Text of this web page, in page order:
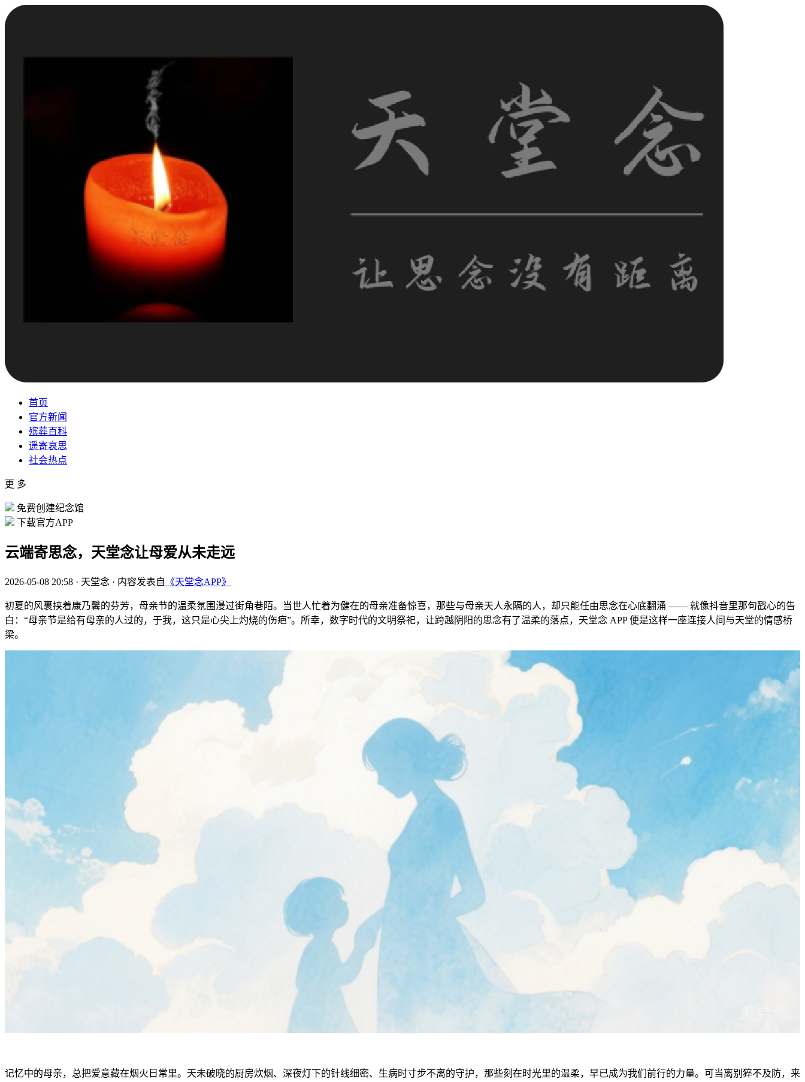
首页
官方新闻
殡葬百科
遥寄哀思
社会热点
更 多
免费创建纪念馆
下载官方APP
云端寄思念，天堂念让母爱从未走远
2026-05-08 20:58 · 天堂念 · 内容发表自 《天堂念APP》
初夏的风裹挟着康乃馨的芬芳，母亲节的温柔氛围漫过街角巷陌。当世人忙着为健在的母亲准备惊喜，那些与母亲天人永隔的人，却只能任由思念在心底翻涌 —— 就像抖音里那句戳心的告
白：“母亲节是给有母亲的人过的，于我，这只是心尖上灼烧的伤疤”。所幸，数字时代的文明祭祀，让跨越阴阳的思念有了温柔的落点，天堂念 APP 便是这样一座连接人间与天堂的情感桥
梁。​
记忆中的母亲，总把爱意藏在烟火日常里。天未破晓的厨房炊烟、深夜灯下的针线细密、生病时寸步不离的守护，那些刻在时光里的温柔，早已成为我们前行的力量。可当离别猝不及防，来